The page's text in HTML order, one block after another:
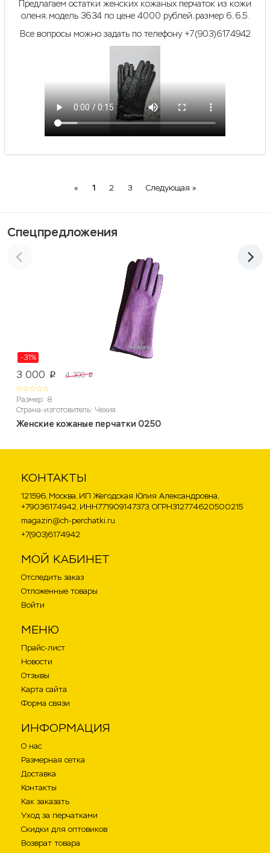
Предлагаем остатки женских кожаных перчаток из кожи
оленя, модель 3634по цене 4000 рублей, размер 6, 6,5.
Все вопросы можно задать по телефону +7(903)6174942
«Previous
1 2 3 Следующая »Next
Спецпредложения
-31%
3 000 p 4 300 p
Размер: 8
Страна-изготовитель: Чехия
Женские кожаные перчатки 0250
КОНТАКТЫ
121596, Москва, ИП Жегодская Юлия Александровна,
+79036174942, ИНН771909147373, ОГРН312774620500215
magazin@ch-perchatki.ru
+7(903)6174942
МОЙ КАБИНЕТ
Отследить заказ
Отложенные товары
Войти
МЕНЮ
Прайс-лист
Новости
Отзывы
Карта сайта
Форма связи
ИНФОРМАЦИЯ
О нас
Размерная сетка
Доставка
Контакты
Как заказать
Уход за перчатками
Скидки для оптовиков
Возврат товара